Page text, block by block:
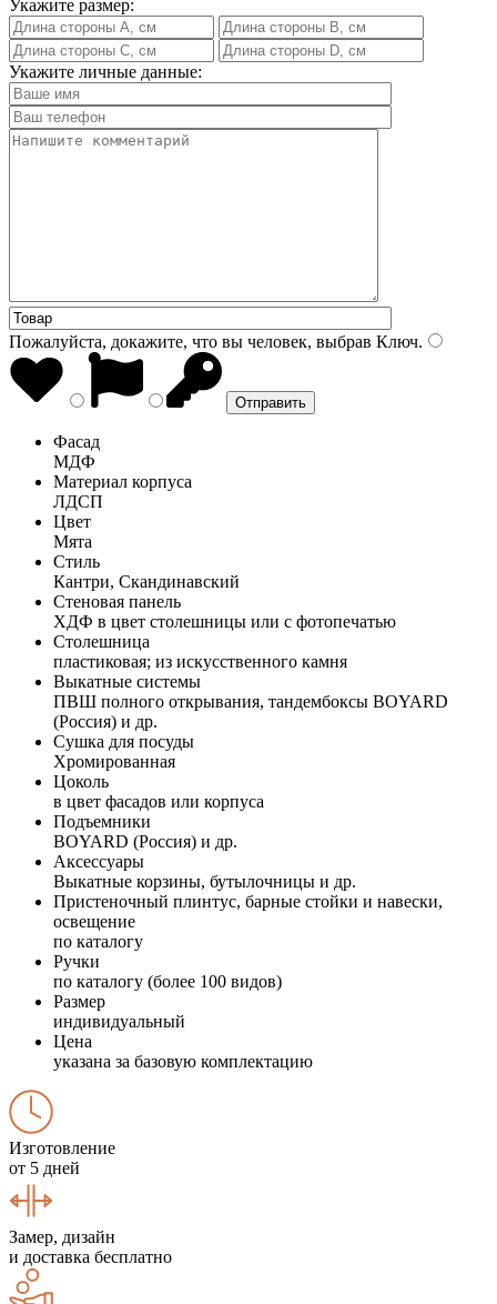
Укажите размер:
Укажите личные данные:
Пожалуйста, докажите, что вы человек, выбрав Ключ.
Фасад
МДФ
Материал корпуса
ЛДСП
Цвет
Мята
Стиль
Кантри, Скандинавский
Стеновая панель
ХДФ в цвет столешницы или с фотопечатью
Столешница
пластиковая; из искусственного камня
Выкатные системы
ПВШ полного открывания, тандембоксы BOYARD
(Россия) и др.
Сушка для посуды
Хромированная
Цоколь
в цвет фасадов или корпуса
Подъемники
BOYARD (Россия) и др.
Аксессуары
Выкатные корзины, бутылочницы и др.
Пристеночный плинтус, барные стойки и навески,
освещение
по каталогу
Ручки
по каталогу (более 100 видов)
Размер
индивидуальный
Цена
указана за базовую комплектацию
Изготовление
от 5 дней
Замер, дизайн
и доставка бесплатно